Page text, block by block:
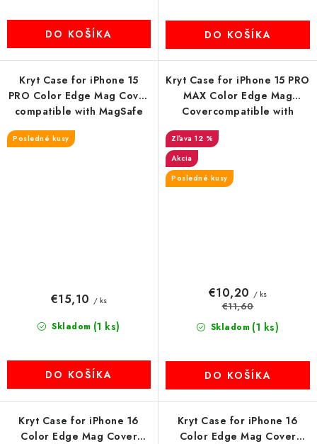
DO KOŠÍKA DO KOŠÍKA
Kryt Case for iPhone 15
PRO Color Edge Mag Cover
compatible with MagSafe
čierny
Posledné kusy
Skladom (1 ks)
€15,10 / ks
DO KOŠÍKA
Kryt Case for iPhone 15 PRO
MAX Color Edge Mag
Covercompatible with
MagSafe purple
12 %
Akcia
Posledné kusy
Skladom (1 ks)
€10,20 / ks
€11,60
DO KOŠÍKA
Kryt Case for iPhone 16
Color Edge Mag Cover
Kryt Case for iPhone 16
Color Edge Mag Cover